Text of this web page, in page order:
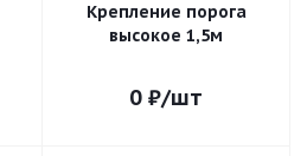
Крепление порога
высокое 1,5м
0 ₽/шт